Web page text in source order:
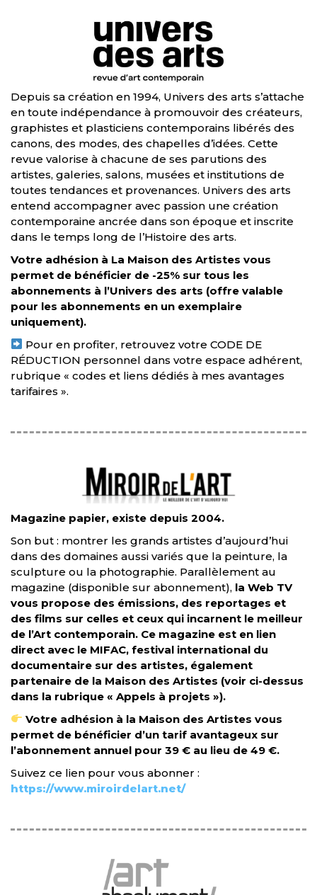
Depuis sa création en 1994, Univers des arts s’attache
en toute indépendance à promouvoir des créateurs,
graphistes et plasticiens contemporains libérés des
canons, des modes, des chapelles d’idées. Cette
revue valorise à chacune de ses parutions des
artistes, galeries, salons, musées et institutions de
toutes tendances et provenances. Univers des arts
entend accompagner avec passion une création
contemporaine ancrée dans son époque et inscrite
dans le temps long de l’Histoire des arts.
Votre adhésion à La Maison des Artistes vous
permet de bénéficier de -25% sur tous les
abonnements à l’Univers des arts (offre valable
pour les abonnements en un exemplaire
uniquement).
Pour en profiter, retrouvez votre CODE DE
RÉDUCTION personnel dans votre espace adhérent,
rubrique « codes et liens dédiés à mes avantages
tarifaires ».
Magazine papier, existe depuis 2004.
Son but : montrer les grands artistes d’aujourd’hui
dans des domaines aussi variés que la peinture, la
sculpture ou la photographie. Parallèlement au
magazine (disponible sur abonnement), la Web TV
vous propose des émissions, des reportages et
des films sur celles et ceux qui incarnent le meilleur
de l’Art contemporain. Ce magazine est en lien
direct avec le MIFAC, festival international du
documentaire sur des artistes, également
partenaire de la Maison des Artistes (voir ci-dessus
dans la rubrique « Appels à projets »).
Votre adhésion à la Maison des Artistes vous
permet de bénéficier d’un tarif avantageux sur
l’abonnement annuel pour 39 € au lieu de 49 €.
Suivez ce lien pour vous abonner :
https://www.miroirdelart.net/